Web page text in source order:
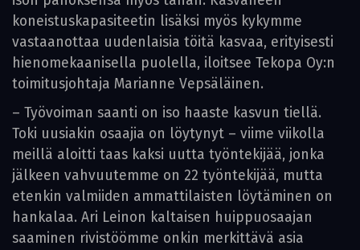
koneistuskapasiteetin lisäksi myös kykymme
vastaanottaa uudenlaisia töitä kasvaa, erityisesti
hienomekaanisella puolella, iloitsee Tekopa Oy:n
toimitusjohtaja Marianne Vepsäläinen.
– Työvoiman saanti on iso haaste kasvun tiellä.
Toki uusiakin osaajia on löytynyt – viime viikolla
meillä aloitti taas kaksi uutta työntekijää, jonka
jälkeen vahvuutemme on 22 työntekijää, mutta
etenkin valmiiden ammattilaisten löytäminen on
hankalaa. Ari Leinon kaltaisen huippuosaajan
saaminen rivistöömme onkin merkittävä asia